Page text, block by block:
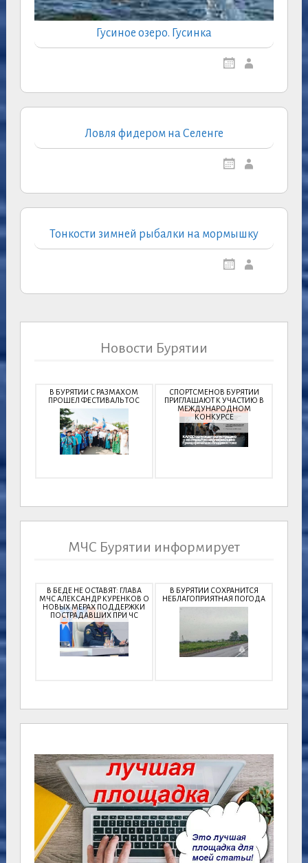
Гусиное озеро. Гусинка
Ловля фидером на Селенге
Тонкости зимней рыбалки на мормышку
Новости Бурятии
В БУРЯТИИ С РАЗМАХОМ
ПРОШЕЛ ФЕСТИВАЛЬ ТОС
СПОРТСМЕНОВ БУРЯТИИ
ПРИГЛАШАЮТ К УЧАСТИЮ В
МЕЖДУНАРОДНОМ
КОНКУРСЕ
МЧС Бурятии информирует
В БЕДЕ НЕ ОСТАВЯТ: ГЛАВА
МЧС АЛЕКСАНДР КУРЕНКОВ О
НОВЫХ МЕРАХ ПОДДЕРЖКИ
ПОСТРАДАВШИХ ПРИ ЧС
В БУРЯТИИ СОХРАНИТСЯ
НЕБЛАГОПРИЯТНАЯ ПОГОДА